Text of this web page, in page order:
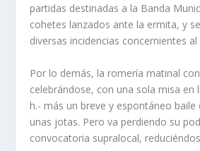
partidas destinadas a la Banda
cohetes lanzados ante la ermita, y
diversas incidencias concernientes al
Por lo demás, la romerí­a matinal
celebrándose, con una sola misa en
h.- más un breve y espontáneo baile
unas jotas. Pero va perdiendo su
convocatoria supralocal,